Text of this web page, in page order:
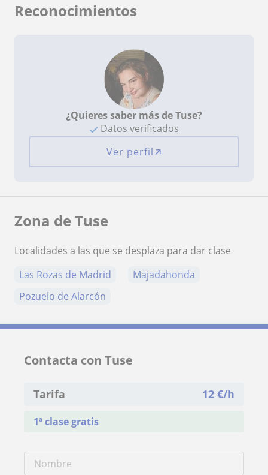
Reconocimientos
¿Quieres saber más de Tuse?
Datos verificados
Ver perfil
Zona de Tuse
Localidades a las que se desplaza para dar clase
Las Rozas de Madrid
Majadahonda
Pozuelo de Alarcón
Contacta con Tuse
Tarifa 12 €/h
1ª clase gratis